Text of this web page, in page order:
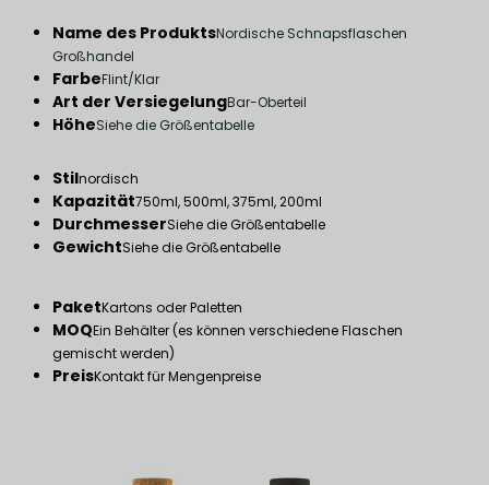
Name des ProduktsNordische Schnapsflaschen
Großhandel
FarbeFlint/Klar
Art der VersiegelungBar-Oberteil
HöheSiehe die Größentabelle
Stilnordisch
Kapazität750ml, 500ml, 375ml, 200ml
DurchmesserSiehe die Größentabelle
GewichtSiehe die Größentabelle
PaketKartons oder Paletten
MOQEin Behälter (es können verschiedene Flaschen
gemischt werden)
PreisKontakt für Mengenpreise